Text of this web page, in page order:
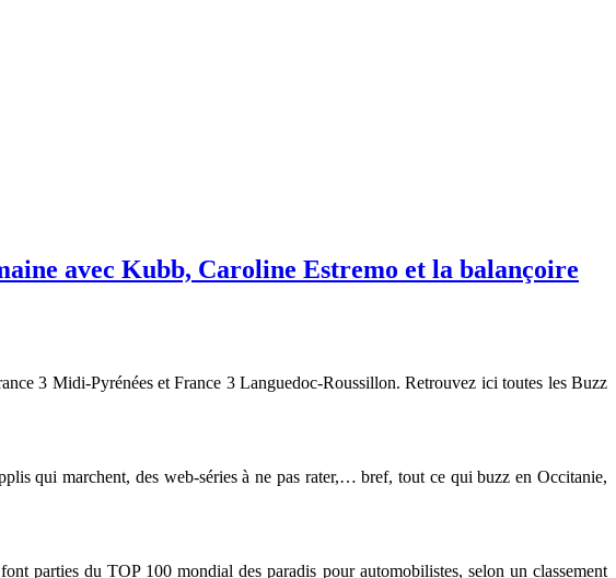
avec Kubb, Caroline Estremo et la balançoire
3 Midi-Pyrénées et France 3 Languedoc-Roussillon. Retrouvez ici toutes les Buzz
qui marchent, des web-séries à ne pas rater,… bref, tout ce qui buzz en Occitanie,
parties du TOP 100 mondial des paradis pour automobilistes, selon un classement